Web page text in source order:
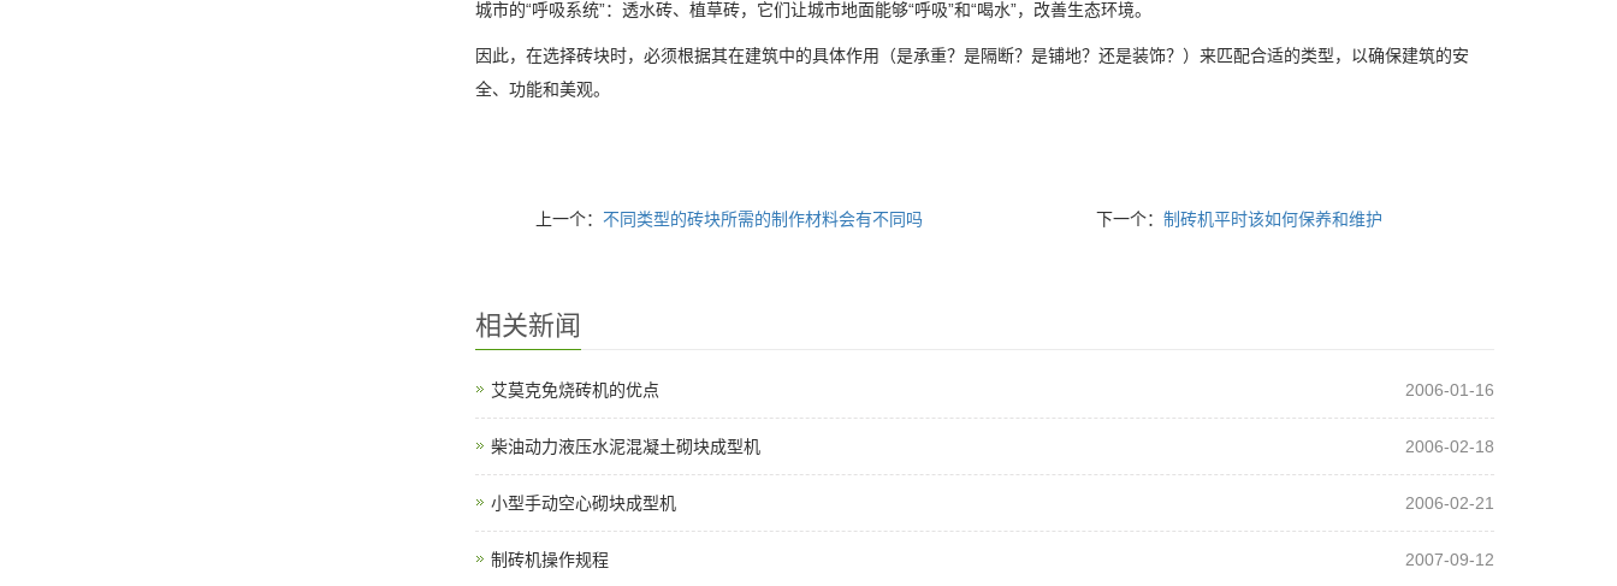
城市的“呼吸系统”：透水砖、植草砖，它们让城市地面能够“呼吸”和“喝水”，改善生态环境。
因此，在选择砖块时，必须根据其在建筑中的具体作用（是承重？是隔断？是铺地？还是装饰？）来匹配合适的类型，以确保建筑的安
全、功能和美观。
上一个：不同类型的砖块所需的制作材料会有不同吗 下一个：制砖机平时该如何保养和维护
相关新闻
艾莫克免烧砖机的优点 2006-01-16
柴油动力液压水泥混凝土砌块成型机 2006-02-18
小型手动空心砌块成型机 2006-02-21
制砖机操作规程 2007-09-12